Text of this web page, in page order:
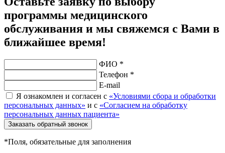
программы медицинского
обслуживания и мы свяжемся с Вами в
ближайшее время!
ФИО *
Телефон *
E-mail
Я ознакомлен и согласен с «Условиями сбора и обработки
персональных данных» и с «Согласием на обработку
персональных данных пациента»
Заказать обратный звонок
*Поля, обязательные для заполнения